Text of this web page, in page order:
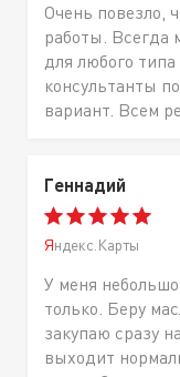
Очень повезло,
работы. Всегда
для любого
консультанты
вариант. Всем
Геннадий
Яндекс.Карты
У меня
только. Беру
закупаю сразу
выходит